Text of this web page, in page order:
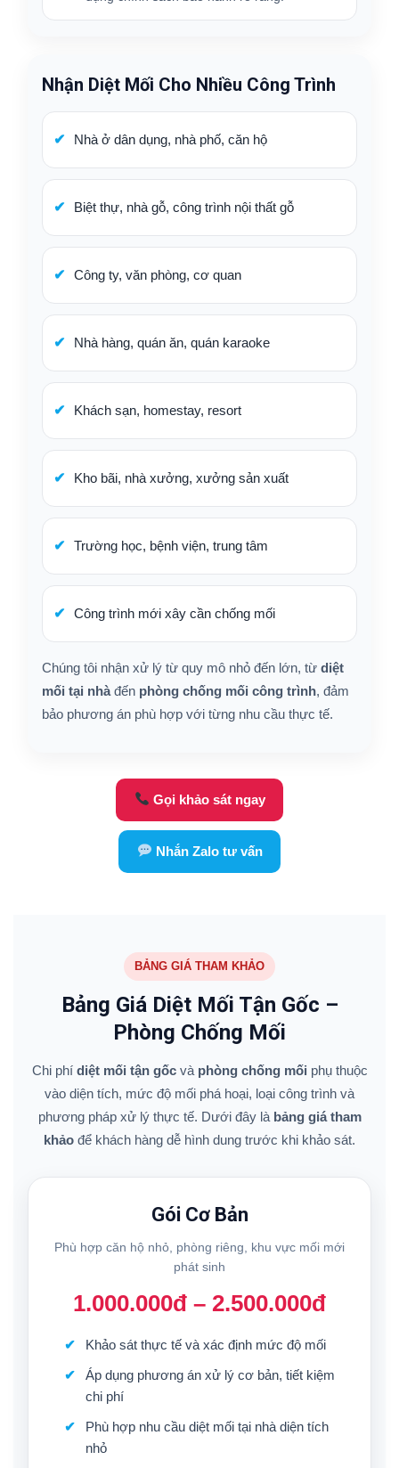
Nhận Diệt Mối Cho Nhiều Công Trình
Nhà ở dân dụng, nhà phố, căn hộ
Biệt thự, nhà gỗ, công trình nội thất gỗ
Công ty, văn phòng, cơ quan
Nhà hàng, quán ăn, quán karaoke
Khách sạn, homestay, resort
Kho bãi, nhà xưởng, xưởng sản xuất
Trường học, bệnh viện, trung tâm
Công trình mới xây cần chống mối
Chúng tôi nhận xử lý từ quy mô nhỏ đến lớn, từ diệt
mối tại nhà đến phòng chống mối công trình, đảm
bảo phương án phù hợp với từng nhu cầu thực tế.
Gọi khảo sát ngay
Nhắn Zalo tư vấn
BẢNG GIÁ THAM KHẢO
Bảng Giá Diệt Mối Tận Gốc –
Phòng Chống Mối
Chi phí diệt mối tận gốcvà phòng chống mối phụ thuộc
vào diện tích, mức độ mối phá hoại, loại công trình và
phương pháp xử lý thực tế. Dưới đây là bảng giá tham
khảo để khách hàng dễ hình dung trước khi khảo sát.
Gói Cơ Bản
Phù hợp căn hộ nhỏ, phòng riêng, khu vực mối mới
phát sinh
1.000.000đ – 2.500.000đ
Khảo sát thực tế và xác định mức độ mối
Áp dụng phương án xử lý cơ bản, tiết kiệm
chi phí
Phù hợp nhu cầu diệt mối tại nhà diện tích
nhỏ